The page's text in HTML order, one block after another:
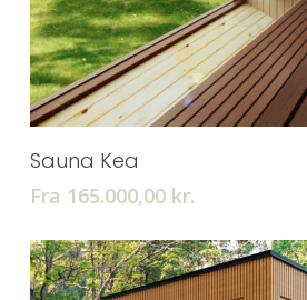
Sauna Kea
Fra 165.000,00 kr.